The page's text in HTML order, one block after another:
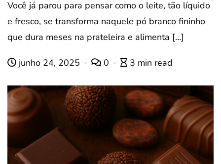
Você já parou para pensar como o leite, tão líquido
e fresco, se transforma naquele pó branco fininho
que dura meses na prateleira e alimenta […]
junho 24, 2025 0 3 min read